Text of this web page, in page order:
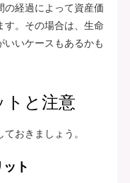
の経過によって資産価
す。その場合は、生命
いケースもあるかも
トと注意
おきましょう。
ト